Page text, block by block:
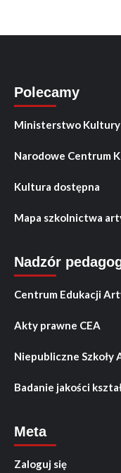
Polecamy
Ministerstwo
Narodowe Centrum
Kultura dostępna
Mapa szkolnictwa
Nadzór
Centrum Edukacji
Akty prawne CEA
Niepubliczne Szkoły
Badanie jakości
Meta
Zaloguj się